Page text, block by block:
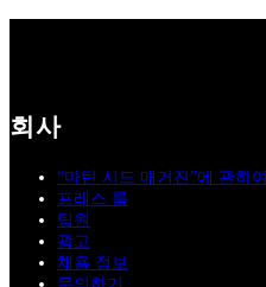
회사
“마틴 시드 매거진”에 관하여
프레스 룸
팀원
광고
채용 정보